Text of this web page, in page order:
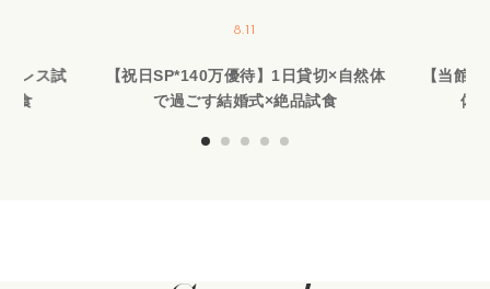
レス試
食
8.11
【祝日SP*140万優待】1日貸切×自然体
で過ごす結婚式×絶品試食
【当館
体